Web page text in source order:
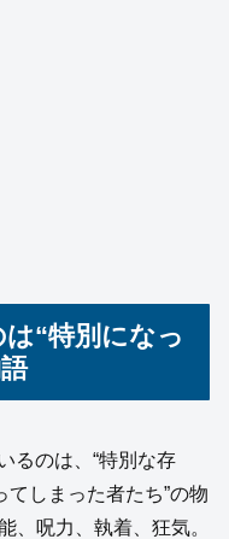
は“特別になっ
るのは、“特別な存
てしまった者たち”の物
、呪力、執着、狂気。